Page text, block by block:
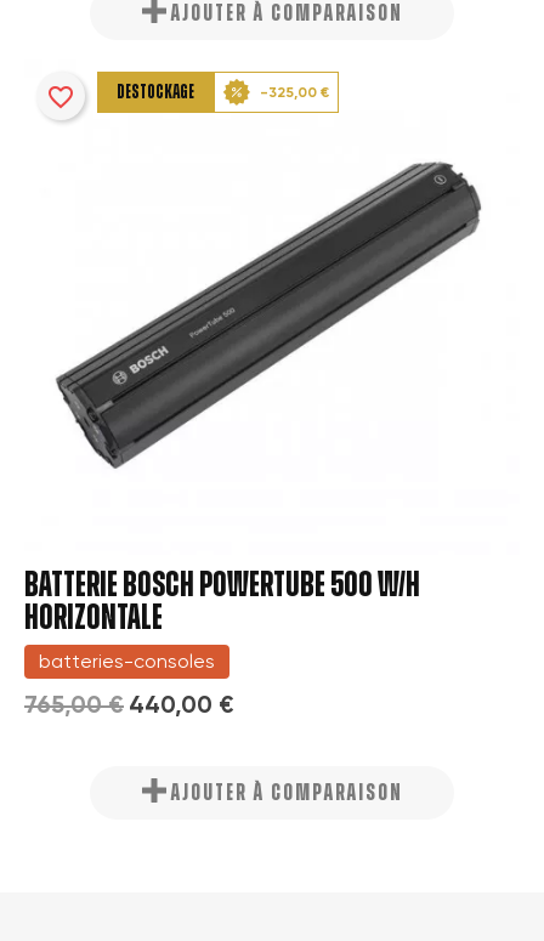
AJOUTER À COMPARAISON
BATTERIE BOSCH POWERTUBE 500 W/H
HORIZONTALE
batteries-consoles
765,00 € 440,00 €
DESTOCKAGE -325,00 €
favorite_border
AJOUTER À COMPARAISON